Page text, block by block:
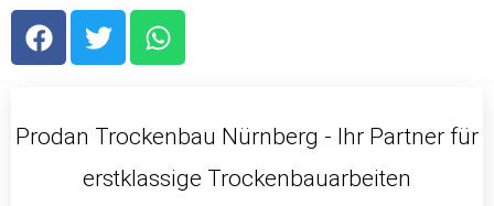
F
a
b
T
w
t
r
W
h
s
p
Prodan Trockenbau Nürnberg - Ihr Partner für
erstklassige Trockenbauarbeiten